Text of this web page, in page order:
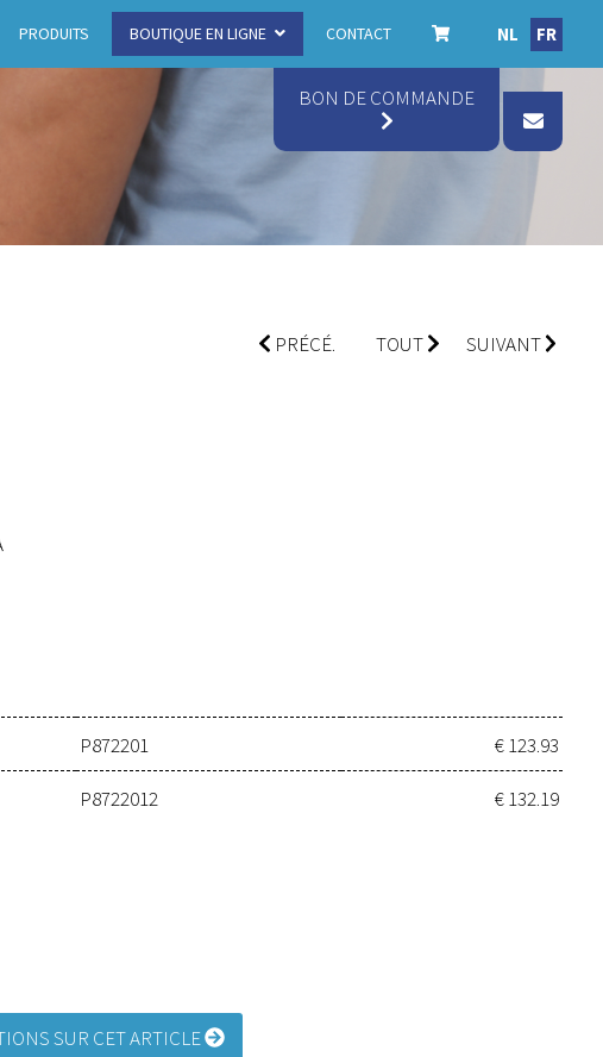
PRODUITS BOUTIQUE EN LIGNE CONTACT NL FR
BON DE COMMANDE
PRÉCÉ. TOUT SUIVANT
P872201 € 123.93
P8722012 € 132.19
SUR CET ARTICLE